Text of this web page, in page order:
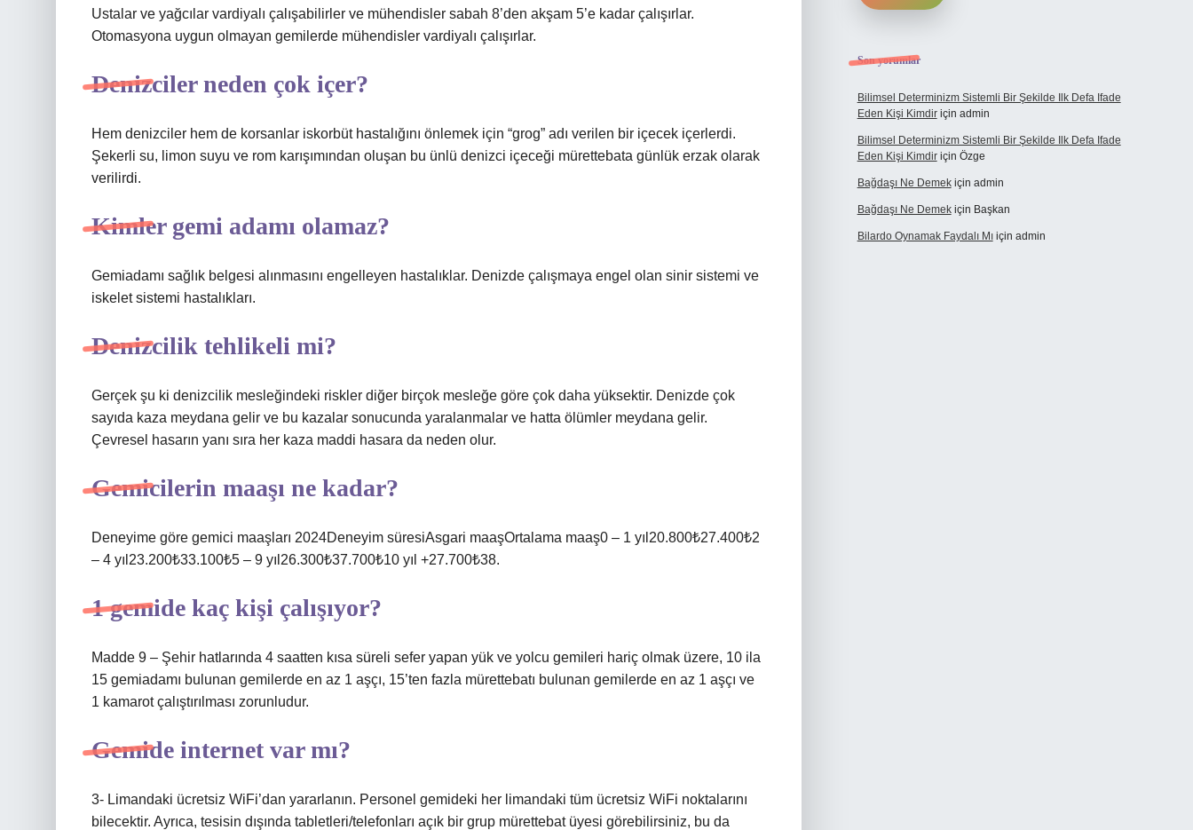
Ustalar ve yağcılar vardiyalı çalışabilirler ve mühendisler sabah 8’den akşam 5’e kadar çalışırlar.
Otomasyona uygun olmayan gemilerde mühendisler vardiyalı çalışırlar.
Denizciler neden çok içer?
Hem denizciler hem de korsanlar iskorbüt hastalığını önlemek için “grog” adı verilen bir içecek içerlerdi.
Şekerli su, limon suyu ve rom karışımından oluşan bu ünlü denizci içeceği mürettebata günlük erzak olarak
verilirdi.
Kimler gemi adamı olamaz?
Gemiadamı sağlık belgesi alınmasını engelleyen hastalıklar. Denizde çalışmaya engel olan sinir sistemi ve
iskelet sistemi hastalıkları.
Denizcilik tehlikeli mi?
Gerçek şu ki denizcilik mesleğindeki riskler diğer birçok mesleğe göre çok daha yüksektir. Denizde çok
sayıda kaza meydana gelir ve bu kazalar sonucunda yaralanmalar ve hatta ölümler meydana gelir.
Çevresel hasarın yanı sıra her kaza maddi hasara da neden olur.
Gemicilerin maaşı ne kadar?
Deneyime göre gemici maaşları 2024Deneyim süresiAsgari maaşOrtalama maaş0 – 1 yıl20.800₺27.400₺2
– 4 yıl23.200₺33.100₺5 – 9 yıl26.300₺37.700₺10 yıl +27.700₺38.
1 gemide kaç kişi çalışıyor?
Madde 9 – Şehir hatlarında 4 saatten kısa süreli sefer yapan yük ve yolcu gemileri hariç olmak üzere, 10 ila
15 gemiadamı bulunan gemilerde en az 1 aşçı, 15’ten fazla mürettebatı bulunan gemilerde en az 1 aşçı ve
1 kamarot çalıştırılması zorunludur.
Gemide internet var mı?
3- Limandaki ücretsiz WiFi’dan yararlanın. Personel gemideki her limandaki tüm ücretsiz WiFi noktalarını
bilecektir. Ayrıca, tesisin dışında tabletleri/telefonları açık bir grup mürettebat üyesi görebilirsiniz, bu da
Son yorumlar
Bilimsel Determinizm Sistemli Bir Şekilde Ilk Defa Ifade
Eden Kişi Kimdiriçin admin
Bilimsel Determinizm Sistemli Bir Şekilde Ilk Defa Ifade
Eden Kişi Kimdiriçin Özge
Bağdaşı Ne Demekiçin admin
Bağdaşı Ne Demekiçin Başkan
Bilardo Oynamak Faydalı Mıiçin admin